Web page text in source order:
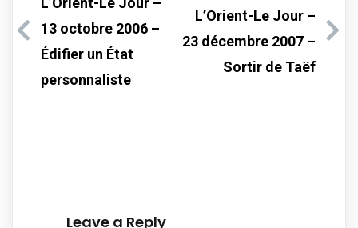
13 octobre 2006 –
Édifier un État
personnaliste
L’Orient-Le Jour –
23 décembre 2007 –
Sortir de Taëf
Leave a Reply